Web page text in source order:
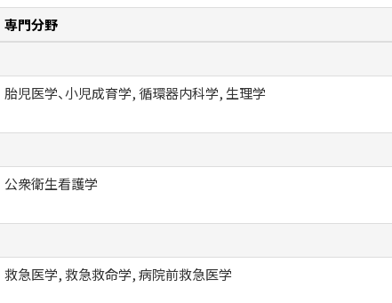
専門分野
胎児医学、小児成育学, 循環器内科学, 生理学
公衆衛生看護学
救急医学, 救急救命学, 病院前救急医学